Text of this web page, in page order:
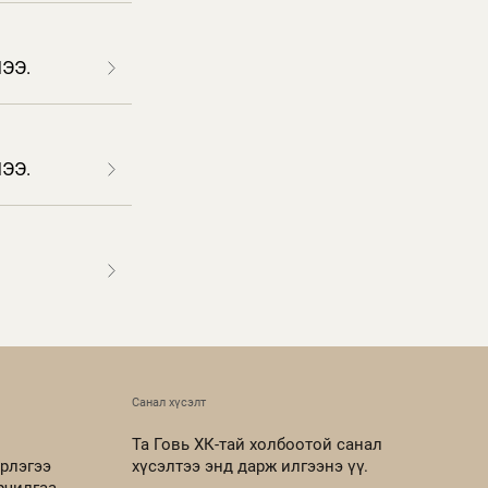
Санал хүсэлт
Та Говь ХК-тай холбоотой санал
хүсэлтээ энд дарж илгээнэ үү.